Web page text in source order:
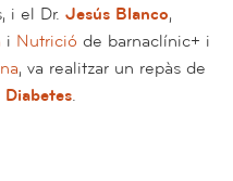
i el Dr. Jesús Blanco,
i Nutrició de barnaclínic+ i
, va realitzar un repàs de
Diabetes.